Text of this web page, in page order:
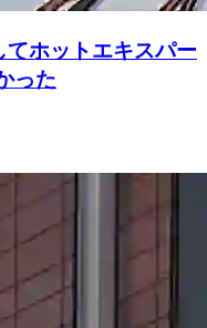
ホットエキスパー
った